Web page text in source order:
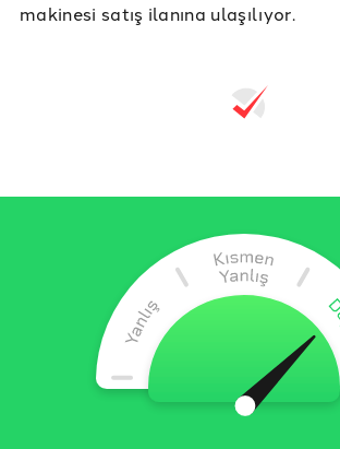
makinesi satış ilanına ulaşılıyor.